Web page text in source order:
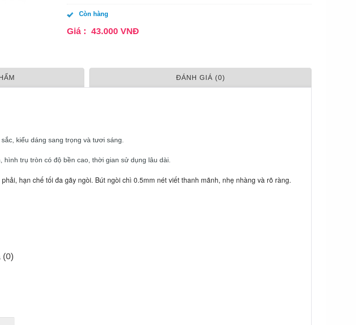
Còn hàng
Giá : 43.000 VNĐ
ÐÁNH GIÁ (0)
kiểu dáng sang trọng và tươi sáng.
trụ tròn có độ bền cao, thời gian sử dụng lâu dài.
hạn chế tối đa gãy ngòi. Bút ngòi chì 0.5mm nét viết thanh mãnh, nhẹ nhàng và rõ ràng.
(0)